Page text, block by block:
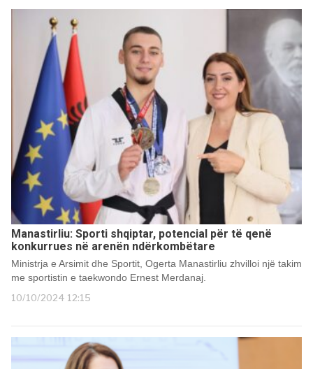
Manastirliu: Sporti shqiptar, potencial për të qenë
konkurrues në arenën ndërkombëtare
Ministrja e Arsimit dhe Sportit, Ogerta Manastirliu zhvilloi një takim
me sportistin e taekwondo Ernest Merdanaj.
10/10/2024 12:15